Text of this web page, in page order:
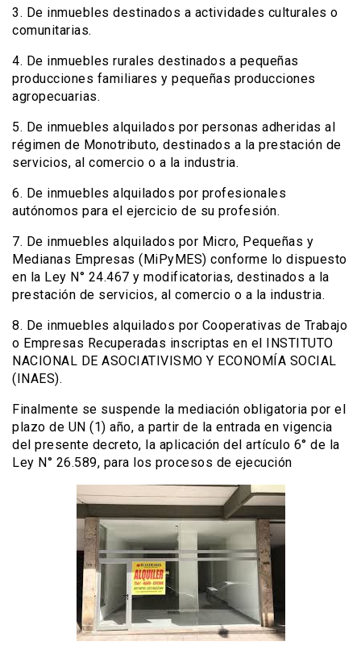
3. De inmuebles destinados a actividades culturales o
comunitarias.
4. De inmuebles rurales destinados a pequeñas
producciones familiares y pequeñas producciones
agropecuarias.
5. De inmuebles alquilados por personas adheridas al
régimen de Monotributo, destinados a la prestación de
servicios, al comercio o a la industria.
6. De inmuebles alquilados por profesionales
autónomos para el ejercicio de su profesión.
7. De inmuebles alquilados por Micro, Pequeñas y
Medianas Empresas (MiPyMES) conforme lo dispuesto
en la Ley N° 24.467 y modificatorias, destinados a la
prestación de servicios, al comercio o a la industria.
8. De inmuebles alquilados por Cooperativas de Trabajo
o Empresas Recuperadas inscriptas en el INSTITUTO
NACIONAL DE ASOCIATIVISMO Y ECONOMÍA SOCIAL
(INAES).
Finalmente se suspende la mediación obligatoria por el
plazo de UN (1) año, a partir de la entrada en vigencia
del presente decreto, la aplicación del artículo 6° de la
Ley N° 26.589, para los procesos de ejecución